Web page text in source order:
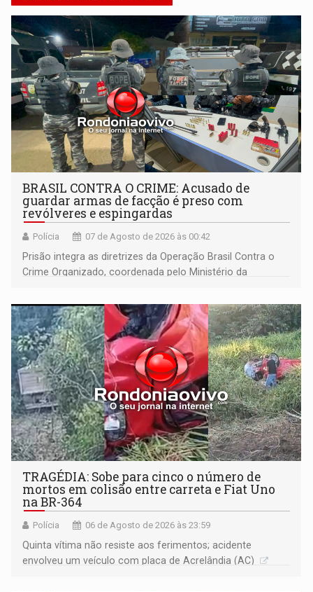
BRASIL CONTRA O CRIME: Acusado de
guardar armas de facção é preso com
revólveres e espingardas
Polícia 07 de Agosto de 2026 às 00:42
Prisão integra as diretrizes da Operação Brasil Contra o
Crime Organizado, coordenada pelo Ministério da
TRAGÉDIA: Sobe para cinco o número de
mortos em colisão entre carreta e Fiat Uno
na BR-364
Polícia 06 de Agosto de 2026 às 23:59
Quinta vítima não resiste aos ferimentos; acidente
envolveu um veículo com placa de Acrelândia (AC)